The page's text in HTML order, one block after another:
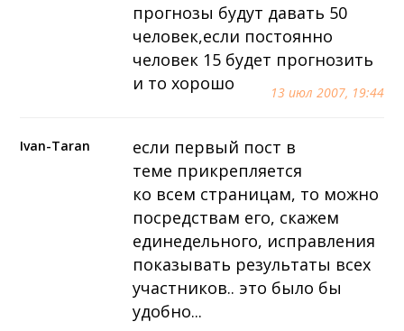
13 июл 2007, 19:44
прогнозы будут давать 50
человек,если постоянно
человек 15 будет прогнозить
и то хорошо
Ivan-Taran
если первый пост в
теме прикрепляется
ко всем страницам, то можно
посредствам его, скажем
единедельного, исправления
показывать результаты всех
участников.. это было бы
удобно...